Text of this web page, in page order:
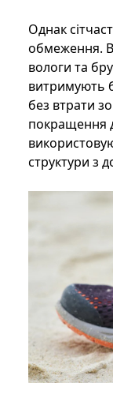
Однак
обмеження.
вологи та
витримують
без втрати
покращення
структури з